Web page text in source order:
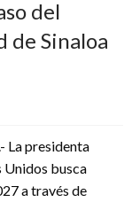
del
de Sinaloa
La presidenta
Unidos busca
a través de